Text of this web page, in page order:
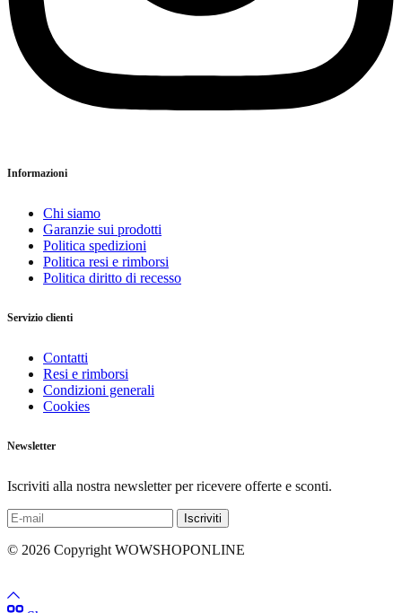
Informazioni
Chi siamo
Garanzie sui prodotti
Politica spedizioni
Politica resi e rimborsi
Politica diritto di recesso
Servizio clienti
Contatti
Resi e rimborsi
Condizioni generali
Cookies
Newsletter
Iscriviti alla nostra newsletter per ricevere offerte e sconti.
© 2026 Copyright WOWSHOPONLINE